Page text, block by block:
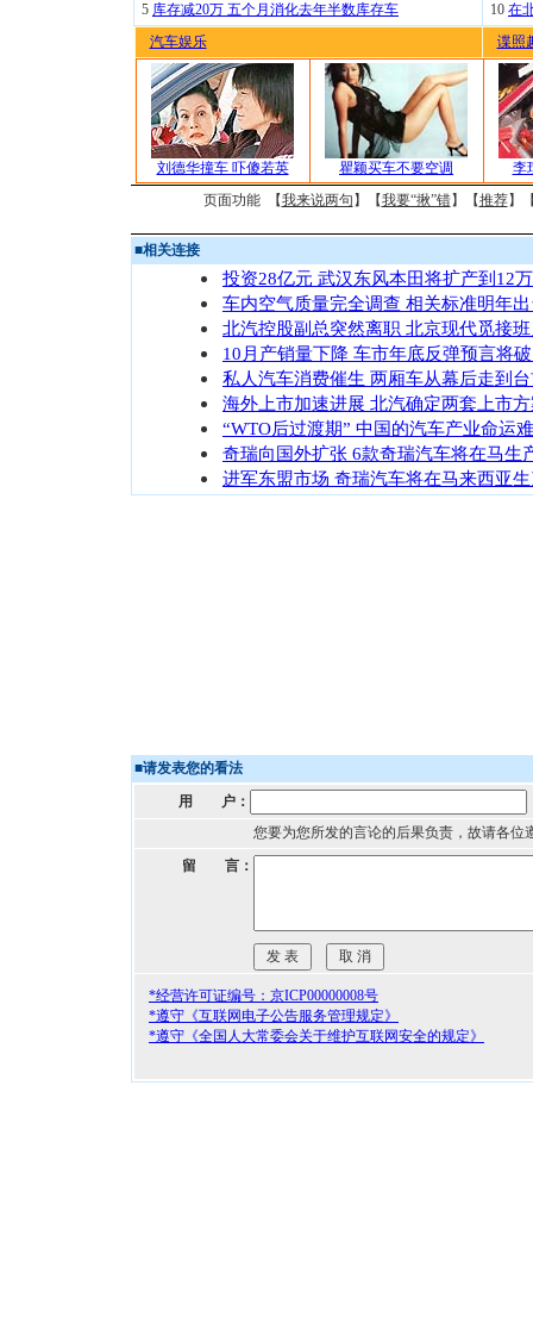
5 库存减20万 五个月消化去年半数库存车
10 在
汽车娱乐
谍照
刘德华撞车 吓傻若英 瞿颖买车不要空调
李
页面功能 【我来说两句 】【我要“揪”错】【推荐】
■相关连接
投资28亿元 武汉东风本田将扩产到12
车内空气质量完全调查 相关标准明年
北汽控股副总突然离职 北京现代觅接
10月产销量下降 车市年底反弹预言将
私人汽车消费催生 两厢车从幕后走到
海外上市加速进展 北汽确定两套上市
“WTO后过渡期” 中国的汽车产业命运
奇瑞向国外扩张 6款奇瑞汽车将在马生
进军东盟市场 奇瑞汽车将在马来西亚
■请发表您的看法
用 户：
您要为您所发的言论的后果负责，故请各位
留 言：
*经营许可证编号：京ICP00000008号
*遵守《互联网电子公告服务管理规定》
*遵守《全国人大常委会关于维护互联网安全的规定》